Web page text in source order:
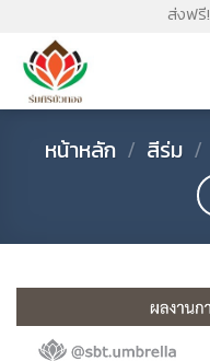
content
ส่งฟรี!
หน้าหลัก / สีร่ม /